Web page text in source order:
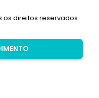
os direitos reservados.